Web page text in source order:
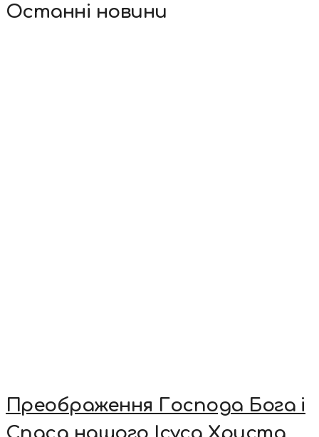
Останні новини
Преображення Господа Бога і